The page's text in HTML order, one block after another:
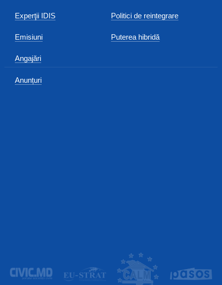
Experţii IDIS
Emisiuni
Angajări
Anunțuri
Politici de reintegrare
Puterea hibridă